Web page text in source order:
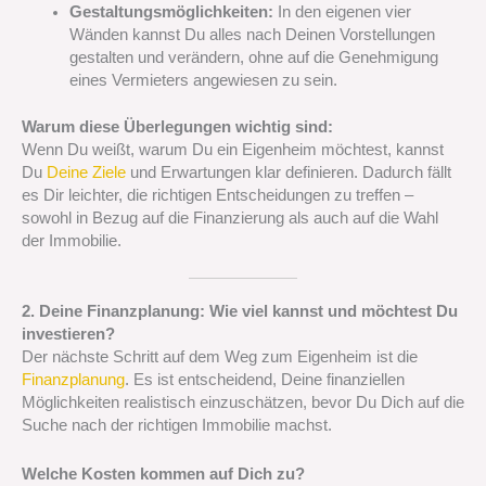
Gestaltungsmöglichkeiten: In den eigenen vier
Wänden kannst Du alles nach Deinen Vorstellungen
gestalten und verändern, ohne auf die Genehmigung
eines Vermieters angewiesen zu sein.
Warum diese Überlegungen wichtig sind:
Wenn Du weißt, warum Du ein Eigenheim möchtest, kannst
Du Deine Ziele und Erwartungen klar definieren. Dadurch fällt
es Dir leichter, die richtigen Entscheidungen zu treffen –
sowohl in Bezug auf die Finanzierung als auch auf die Wahl
der Immobilie.
2. Deine Finanzplanung: Wie viel kannst und möchtest Du
investieren?
Der nächste Schritt auf dem Weg zum Eigenheim ist die
Finanzplanung. Es ist entscheidend, Deine finanziellen
Möglichkeiten realistisch einzuschätzen, bevor Du Dich auf die
Suche nach der richtigen Immobilie machst.
Welche Kosten kommen auf Dich zu?